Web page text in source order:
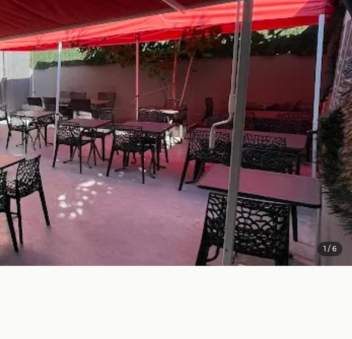
1 / 6